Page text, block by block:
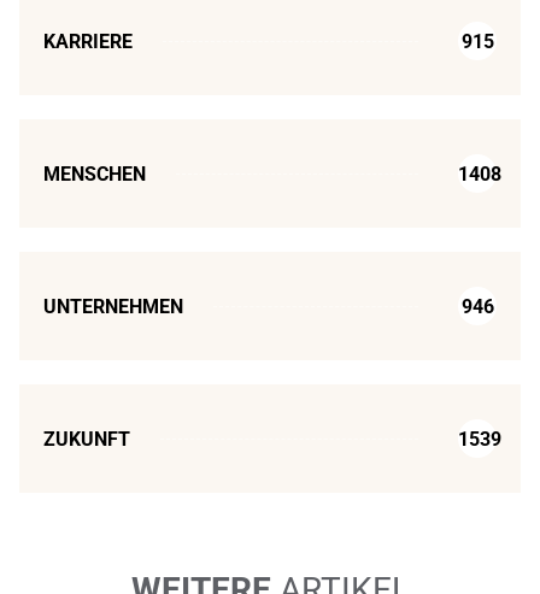
KARRIERE 915
MENSCHEN 1408
UNTERNEHMEN 946
ZUKUNFT 1539